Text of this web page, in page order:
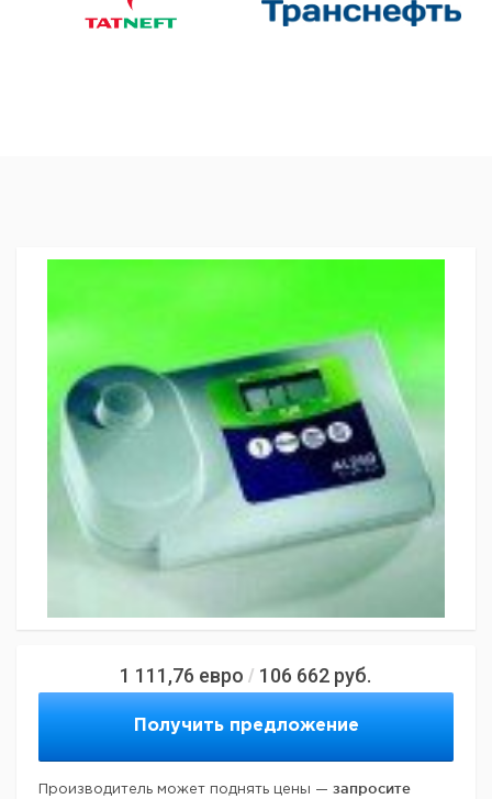
1 111,76 евро / 106 662 руб.
Получить предложение
Производитель может поднять цены — запросите